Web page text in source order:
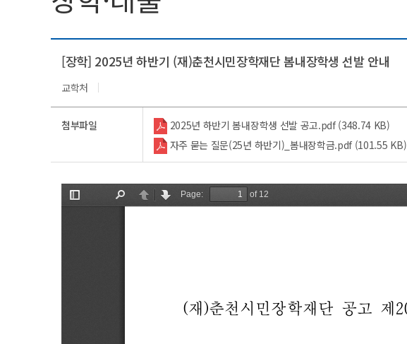
[장학] 2025년 하반기 (재)춘천시민장학재단 봄내장학생 선발 안내
교학처
첨부파일
2025년 하반기 봄내장학생 선발 공고.pdf (348.74 KB)
자주 묻는 질문(25년 하반기)_봄내장학금.pdf (101.55 KB)